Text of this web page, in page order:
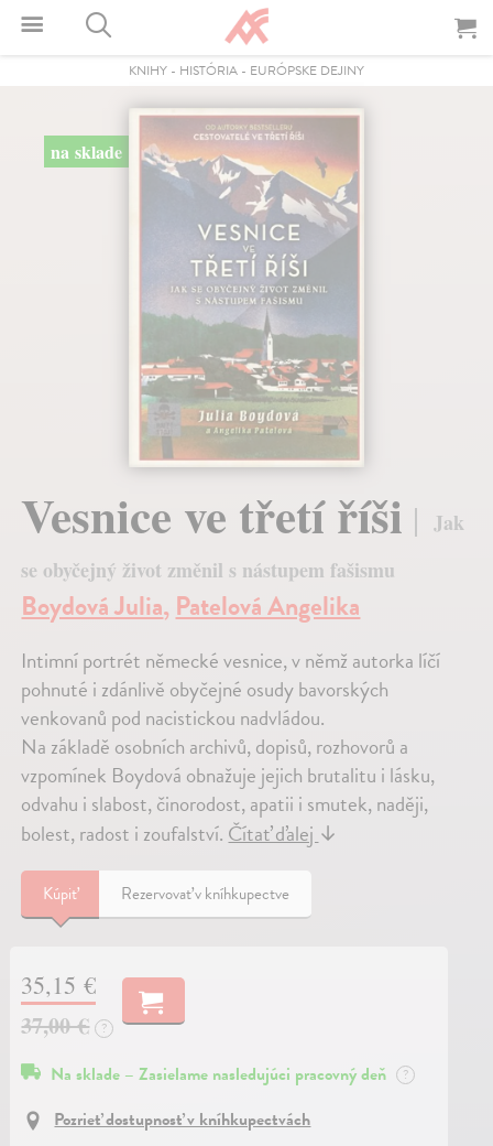
KNIHY - HISTÓRIA - EURÓPSKE DEJINY
na sklade
Vesnice ve třetí říši
Jak
se obyčejný život změnil s nástupem fašismu
Boydová Julia, Patelová Angelika
Intimní portrét německé vesnice, v němž autorka líčí
pohnuté i zdánlivě obyčejné osudy bavorských
venkovanů pod nacistickou nadvládou.
Na základě osobních archivů, dopisů, rozhovorů a
vzpomínek Boydová obnažuje jejich brutalitu i lásku,
odvahu i slabost, činorodost, apatii i smutek, naději,
bolest, radost i zoufalství.Čítať ďalej↓
Kúpiť Rezervovať v kníhkupectve
35,15 €
37,00 €
?
Na sklade – Zasielame nasledujúci pracovný deň ?
Pozrieť dostupnosť v kníhkupectvách